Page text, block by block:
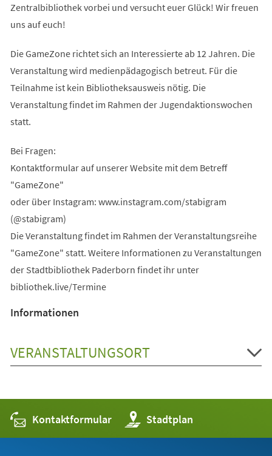
Zentralbibliothek vorbei und versucht euer Glück! Wir freuen
uns auf euch!
Die GameZone richtet sich an Interessierte ab 12 Jahren. Die
Veranstaltung wird medienpädagogisch betreut. Für die
Teilnahme ist kein Bibliotheksausweis nötig. Die
Veranstaltung findet im Rahmen der Jugendaktionswochen
statt.
Bei Fragen:
Kontaktformular auf unserer Website mit dem Betreff
"GameZone"
oder über Instagram: www.instagram.com/stabigram
(@stabigram)
Die Veranstaltung findet im Rahmen der Veranstaltungsreihe
"GameZone" statt. Weitere Informationen zu Veranstaltungen
der Stadtbibliothek Paderborn findet ihr unter
bibliothek.live/Termine
Informationen
VERANSTALTUNGSORT
Kontaktformular Stadtplan
(Öffnet
in
einem